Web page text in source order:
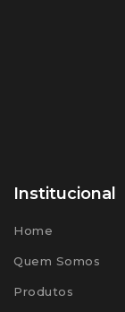
Institucional
Home
Quem Somos
Produtos